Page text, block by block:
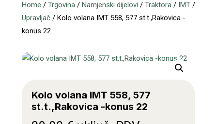
Home / Trgovina/ Namjenski dijelovi / Traktora/ IMT/
Upravljač/ Kolo volana IMT 558, 577 st.t.,Rakovica -
konus 22
Kolo volana IMT 558, 577
st.t.,Rakovica -konus 22